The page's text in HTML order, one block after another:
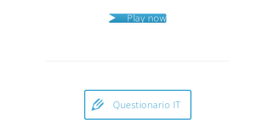
Play now
Questionario IT